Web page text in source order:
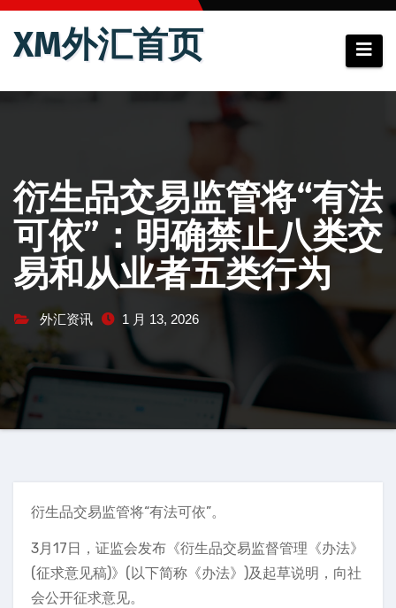
跳
XM外汇首页
衍生品交易监管将“有法
可依”：明确禁止八类交
易和从业者五类行为
外汇资讯 1 月 13, 2026
衍生品交易监管将“有法可依”。
3月17日，证监会发布《衍生品交易监督管理《办法》
(征求意见稿)》(以下简称《办法》)及起草说明，向社
会公开征求意见。